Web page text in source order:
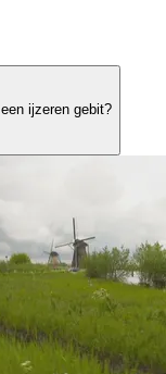
ijzeren gebit?